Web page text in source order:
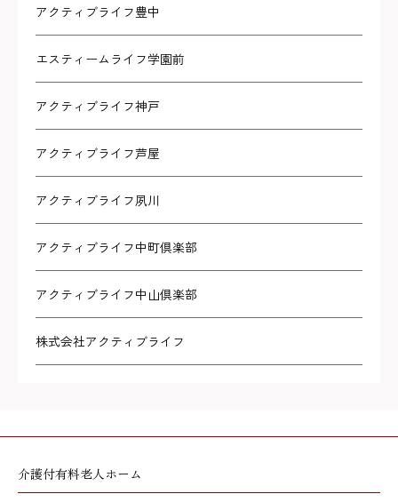
アクティブライフ豊中
エスティームライフ学園前
アクティブライフ神戸
アクティブライフ芦屋
アクティブライフ夙川
アクティブライフ中町倶楽部
アクティブライフ中山倶楽部
株式会社アクティブライフ
介護付有料老人ホーム